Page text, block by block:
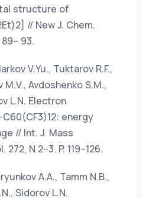
structure of
// New J. Chem.
89– 93.
V.Yu., Tuktarov R.F.,
Avdoshenko S.M.,
L.N. Electron
energy
// Int. J. Mass
N 2–3. P. 119–126.
A.A., Tamm N.B.,
Sidorov L.N.